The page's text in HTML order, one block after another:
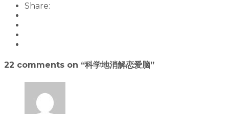
Share:
22 comments on “科学地消解恋爱脑”